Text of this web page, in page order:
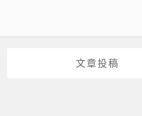
文章投稿